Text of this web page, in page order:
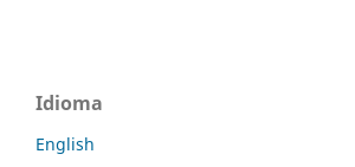
Idioma
English